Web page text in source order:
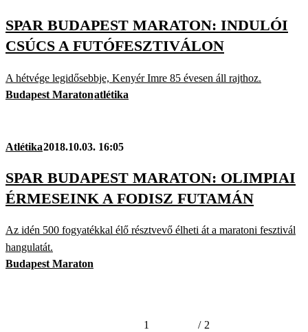
SPAR BUDAPEST MARATON: INDULÓI
CSÚCS A FUTÓFESZTIVÁLON
A hétvége legidősebbje, Kenyér Imre 85 évesen áll rajthoz.
Budapest Maratonatlétika
Atlétika2018.10.03. 16:05
SPAR BUDAPEST MARATON: OLIMPIAI
ÉRMESEINK A FODISZ FUTAMÁN
Az idén 500 fogyatékkal élő résztvevő élheti át a maratoni fesztivál
hangulatát.
Budapest Maraton
1 / 2